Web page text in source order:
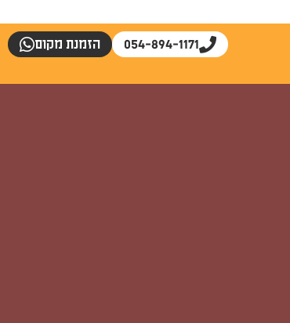
הזמנת מקום 054-894-1171